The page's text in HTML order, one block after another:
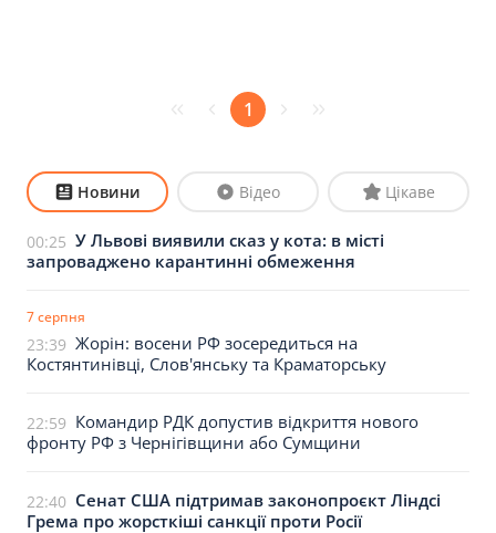
1
Новини Відео Цікаве
00:25 У Львові виявили сказ у кота: в місті
запроваджено карантинні обмеження
7 серпня
23:39 Жорін: восени РФ зосередиться на
Костянтинівці, Слов'янську та Краматорську
22:59 Командир РДК допустив відкриття нового
фронту РФ з Чернігівщини або Сумщини
22:40 Сенат США підтримав законопроєкт Ліндсі
Грема про жорсткіші санкції проти Росії